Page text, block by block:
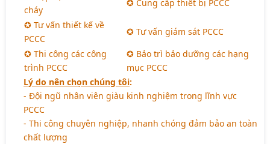
cháy
✪ Cung cấp thiết bị PCCC
✪ Tư vấn thiết kế về
PCCC
✪ Tư vấn giám sát PCCC
✪ Thi công các công
trình PCCC
✪ Bảo trì bảo dưỡng các hạng
mục PCCC
Lý do nên chọn chúng tôi:
- Đội ngũ nhân viên giàu kinh nghiệm trong lĩnh vực
PCCC
- Thi công chuyên nghiệp, nhanh chóng đảm bảo an toàn
chất lượng